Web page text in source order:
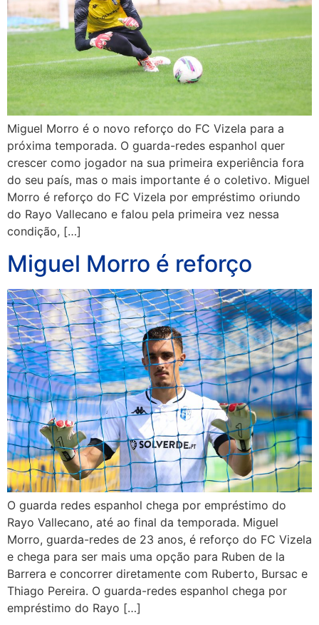
Miguel Morro é o novo reforço do FC Vizela para a
próxima temporada. O guarda-redes espanhol quer
crescer como jogador na sua primeira experiência fora
do seu país, mas o mais importante é o coletivo. Miguel
Morro é reforço do FC Vizela por empréstimo oriundo
do Rayo Vallecano e falou pela primeira vez nessa
condição, […]
Miguel Morro é reforço
O guarda redes espanhol chega por empréstimo do
Rayo Vallecano, até ao final da temporada. Miguel
Morro, guarda-redes de 23 anos, é reforço do FC Vizela
e chega para ser mais uma opção para Ruben de la
Barrera e concorrer diretamente com Ruberto, Bursac e
Thiago Pereira. O guarda-redes espanhol chega por
empréstimo do Rayo […]